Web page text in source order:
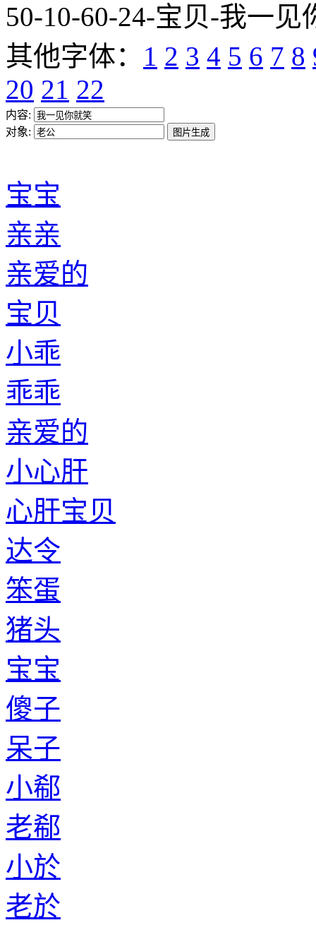
50-10-60-24-宝贝-我一见
其他字体： 1 2 3 4 5 6 7 8
20 21 22
内容:
对象:
宝宝
亲亲
亲爱的
宝贝
小乖
乖乖
亲爱的
小心肝
心肝宝贝
达令
笨蛋
猪头
宝宝
傻子
呆子
小郗
老郗
小於
老於